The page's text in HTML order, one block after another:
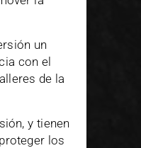
un
con el
de la
y tienen
los